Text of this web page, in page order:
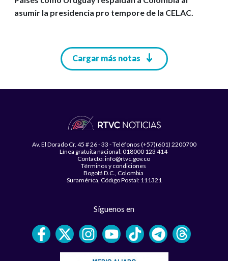
asumir la presidencia pro tempore de la CELAC.
Cargar más notas
Av. El Dorado Cr. 45 # 26 - 33 - Teléfonos (+57)(601) 2200700
Línea gratuita nacional: 018000 123 414
Contacto: info@rtvc.gov.co
Términos y condiciones
Bogotá D.C., Colombia
Suramérica, Código Postal: 111321
Síguenos en